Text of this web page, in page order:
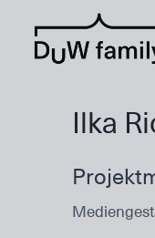
Inhalt
springen
Ilka